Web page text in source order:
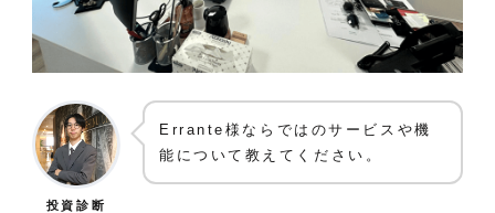
投資診断
Errante様ならではのサービスや機
能について教えてください。